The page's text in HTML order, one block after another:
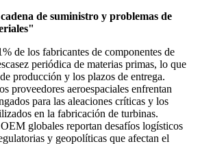
de suministro y problemas de
de los fabricantes de componentes de
periódica de materias primas, lo que
producción y los plazos de entrega.
proveedores aeroespaciales enfrentan
para las aleaciones críticas y los
en la fabricación de turbinas.
globales reportan desafíos logísticos
y geopolíticas que afectan el